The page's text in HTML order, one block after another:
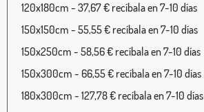
120x180cm - 37,67 € recíbala en 7-10 días
150x150cm - 55,55 € recíbala en 7-10 días
150x250cm - 58,56 € recíbala en 7-10 días
150x300cm - 66,55 € recíbala en 7-10 días
180x300cm - 127,78 € recíbala en 7-10 días